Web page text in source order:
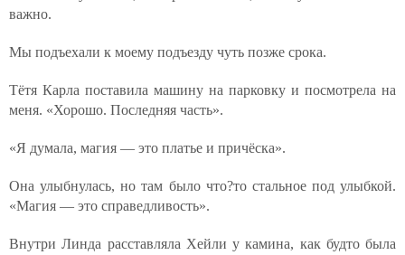
важно.
Мы подъехали к моему подъезду чуть позже срока.
Тётя Карла поставила машину на парковку и посмотрела на
меня. «Хорошо. Последняя часть».
«Я думала, магия — это платье и причёска».
Она улыбнулась, но там было что?то стальное под улыбкой.
«Магия — это справедливость».
Внутри Линда расставляла Хейли у камина, как будто была